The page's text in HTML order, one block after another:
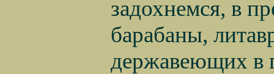
задохнемся, в
барабаны,
державеющих в